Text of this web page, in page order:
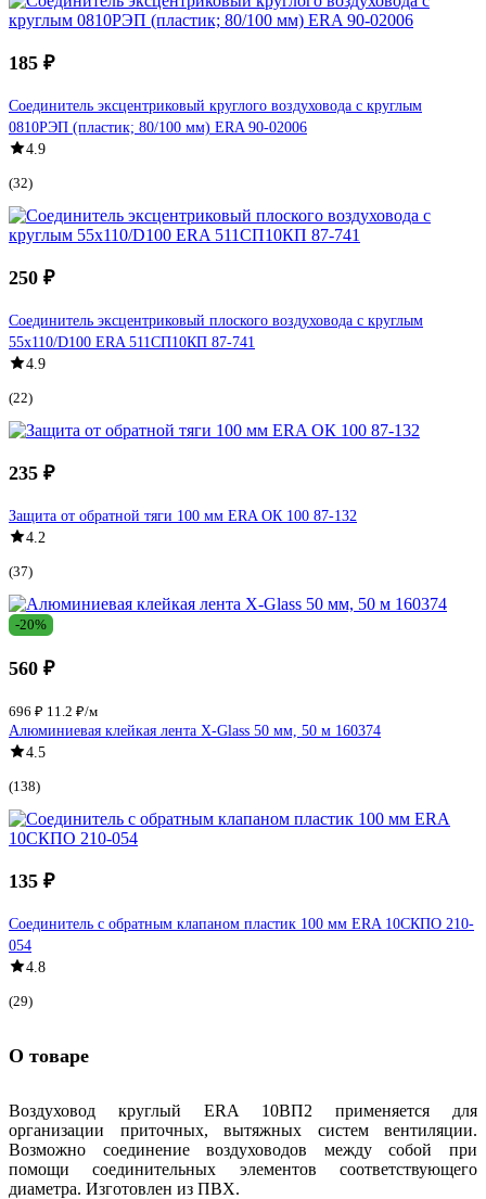
185 ₽
Соединитель эксцентриковый круглого воздуховода с круглым
0810РЭП (пластик; 80/100 мм) ERA 90-02006
4.9
(32)
250 ₽
Соединитель эксцентриковый плоского воздуховода с круглым
55х110/D100 ERA 511СП10КП 87-741
4.9
(22)
235 ₽
Защита от обратной тяги 100 мм ERA ОК 100 87-132
4.2
(37)
-20%
560 ₽
696 ₽ 11.2 ₽/м
Алюминиевая клейкая лента X-Glass 50 мм, 50 м 160374
4.5
(138)
135 ₽
Соединитель с обратным клапаном пластик 100 мм ERA 10СКПО 210-
054
4.8
(29)
О товаре
Воздуховод круглый ERA 10ВП2 применяется для
организации приточных, вытяжных систем вентиляции.
Возможно соединение воздуховодов между собой при
помощи соединительных элементов соответствующего
диаметра. Изготовлен из ПВХ.